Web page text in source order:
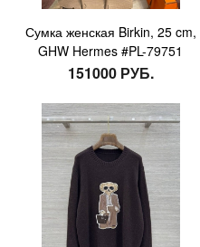
Сумка женская Birkin, 25 cm,
GHW Hermes #PL-79751
151000 РУБ.